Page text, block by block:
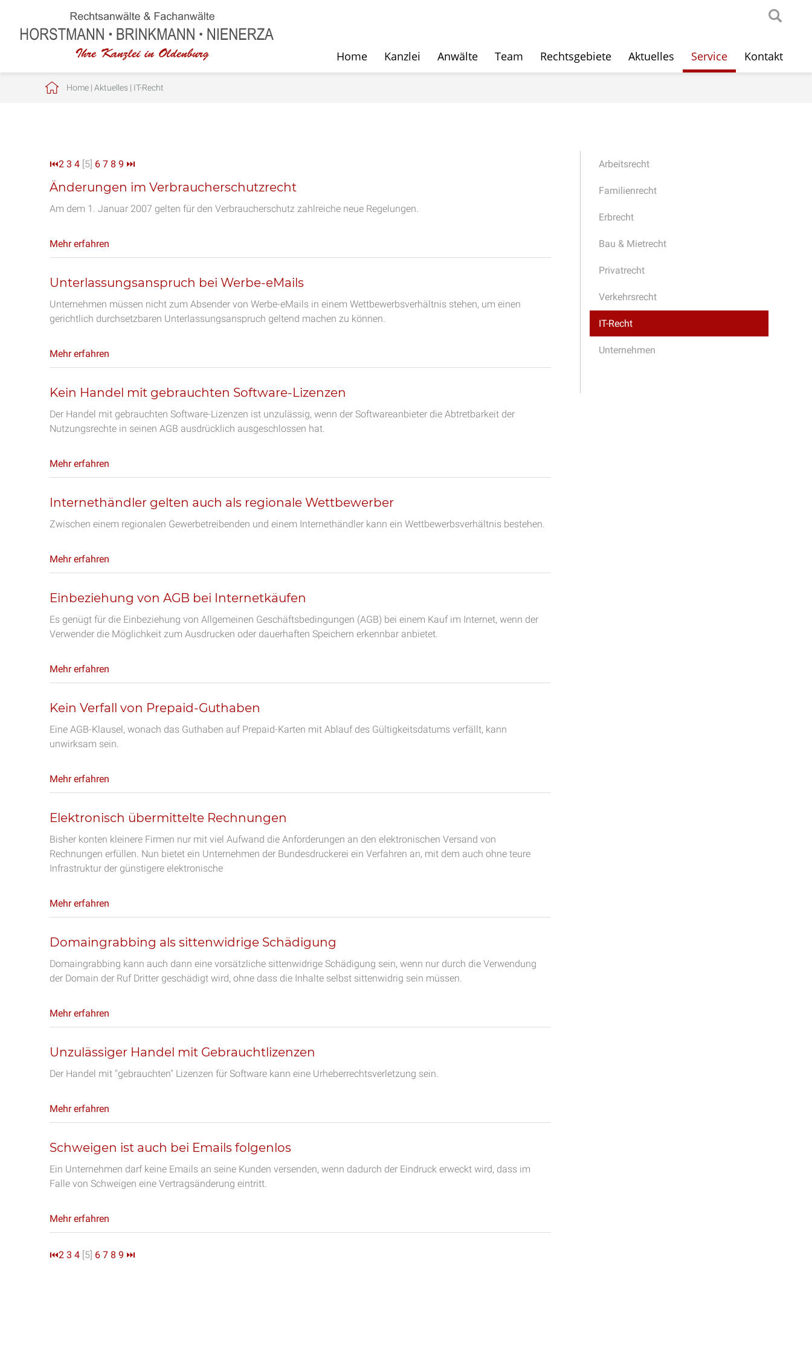
Home Kanzlei Anwälte Team Rechtsgebiete Aktuelles Service Kontakt
Home| Aktuelles| IT-Recht
Arbeitsrecht
Familienrecht
Erbrecht
Bau & Mietrecht
Privatrecht
Verkehrsrecht
IT-Recht
Unternehmen
⏮2 3 4 [5] 6 7 8 9 ⏭
Änderungen im Verbraucherschutzrecht
Am dem 1. Januar 2007 gelten für den Verbraucherschutz zahlreiche neue Regelungen.
Mehr erfahren
Unterlassungsanspruch bei Werbe-eMails
Unternehmen müssen nicht zum Absender von Werbe-eMails in einem Wettbewerbsverhältnis stehen, um einen
gerichtlich durchsetzbaren Unterlassungsanspruch geltend machen zu können.
Mehr erfahren
Kein Handel mit gebrauchten Software-Lizenzen
Der Handel mit gebrauchten Software-Lizenzen ist unzulässig, wenn der Softwareanbieter die Abtretbarkeit der
Nutzungsrechte in seinen AGB ausdrücklich ausgeschlossen hat.
Mehr erfahren
Internethändler gelten auch als regionale Wettbewerber
Zwischen einem regionalen Gewerbetreibenden und einem Internethändler kann ein Wettbewerbsverhältnis bestehen.
Mehr erfahren
Einbeziehung von AGB bei Internetkäufen
Es genügt für die Einbeziehung von Allgemeinen Geschäftsbedingungen (AGB) bei einem Kauf im Internet, wenn der
Verwender die Möglichkeit zum Ausdrucken oder dauerhaften Speichern erkennbar anbietet.
Mehr erfahren
Kein Verfall von Prepaid-Guthaben
Eine AGB-Klausel, wonach das Guthaben auf Prepaid-Karten mit Ablauf des Gültigkeitsdatums verfällt, kann
unwirksam sein.
Mehr erfahren
Elektronisch übermittelte Rechnungen
Bisher konten kleinere Firmen nur mit viel Aufwand die Anforderungen an den elektronischen Versand von
Rechnungen erfüllen. Nun bietet ein Unternehmen der Bundesdruckerei ein Verfahren an, mit dem auch ohne teure
Infrastruktur der günstigere elektronische
Mehr erfahren
Domaingrabbing als sittenwidrige Schädigung
Domaingrabbing kann auch dann eine vorsätzliche sittenwidrige Schädigung sein, wenn nur durch die Verwendung
der Domain der Ruf Dritter geschädigt wird, ohne dass die Inhalte selbst sittenwidrig sein müssen.
Mehr erfahren
Unzulässiger Handel mit Gebrauchtlizenzen
Der Handel mit "gebrauchten" Lizenzen für Software kann eine Urheberrechtsverletzung sein.
Mehr erfahren
Schweigen ist auch bei Emails folgenlos
Ein Unternehmen darf keine Emails an seine Kunden versenden, wenn dadurch der Eindruck erweckt wird, dass im
Falle von Schweigen eine Vertragsänderung eintritt.
Mehr erfahren
⏮2 3 4 [5] 6 7 8 9 ⏭